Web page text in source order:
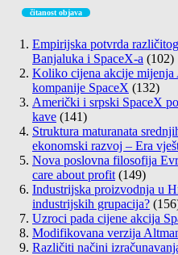
čitanost objava
Empirijska potvrda
Banjaluka i SpaceX-a (102)
Koliko cijena akcije
kompanije SpaceX (132)
Američki i srpski SpaceX
kave (141)
Struktura maturanata
ekonomski razvoj – Era
Nova poslovna filosofija
care about profit (149)
Industrijska proizvodnja u
industrijskih grupacija?
Uzroci pada cijene akcija
Modifikovana verzija
Različiti načini